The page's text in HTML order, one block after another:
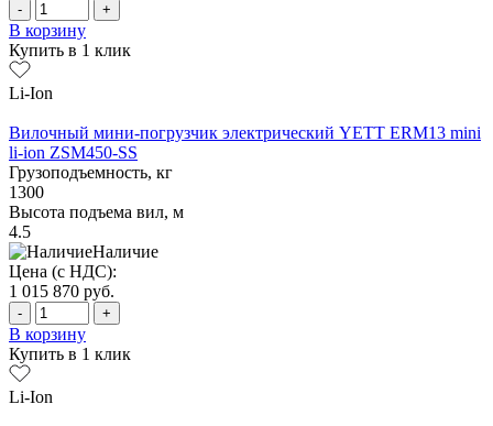
- +
В корзину
Купить в 1 клик
Li-Ion
Вилочный мини-погрузчик электрический YETT ERM13 mini
li-ion ZSM450-SS
Грузоподъемность, кг
1300
Высота подъема вил, м
4.5
Наличие
Цена (с НДС):
1 015 870 руб.
- +
В корзину
Купить в 1 клик
Li-Ion